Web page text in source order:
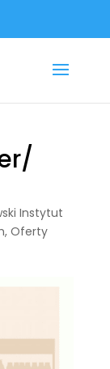
Instytut
, Oferty